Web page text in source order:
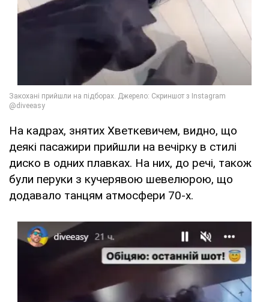
На кадрах, знятих Хветкевичем, видно, що
деякі пасажири прийшли на вечірку в стилі
диско в одних плавках. На них, до речі, також
були перуки з кучерявою шевелюрою, що
додавало танцям атмосфери 70-х.